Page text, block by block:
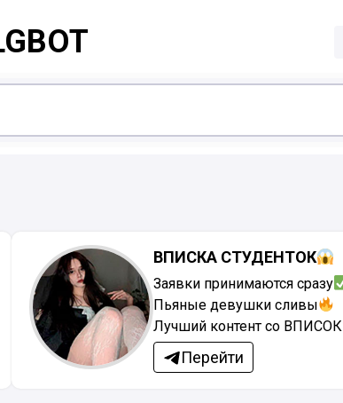
ВПИСКА СТУДЕНТОК
Заявки принимаются сразу
Пьяные девушки сливы
Лучший контент со ВПИСОК
Перейти